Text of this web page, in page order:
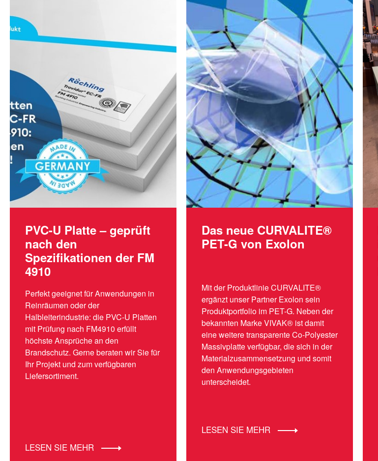
PVC-U Platte – geprüft
nach den
Spezifikationen der FM
4910
Perfekt geeignet für Anwendungen in
Reinräumen oder der
Halbleiterindustrie: die PVC-U Platten
mit Prüfung nach FM4910 erfüllt
höchste Ansprüche an den
Brandschutz. Gerne beraten wir Sie für
Ihr Projekt und zum verfügbaren
Liefersortiment.
LESEN SIE MEHR
Das neue CURVALITE®
PET-G von Exolon
Mit der Produktlinie CURVALITE®
ergänzt unser Partner Exolon sein
Produktportfolio im PET-G. Neben der
bekannten Marke VIVAK® ist damit
eine weitere transparente Co-Polyester
Massivplatte verfügbar, die sich in der
Materialzusammensetzung und somit
den Anwendungsgebieten
unterscheidet.
LESEN SIE MEHR